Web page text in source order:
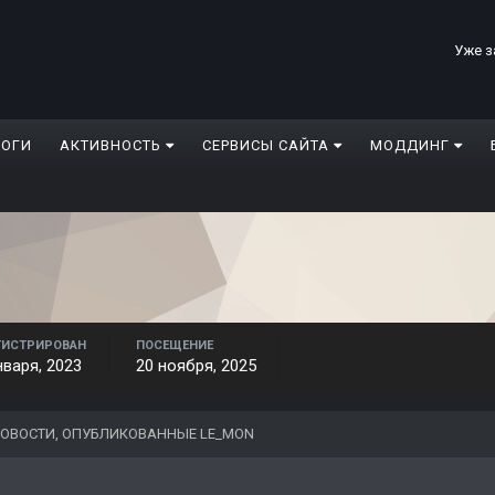
Уже
АКТИВНОСТЬ СЕРВИСЫ САЙТА МОДДИНГ
2023
ПОСЕЩЕНИЕ
20 ноября, 2025
ОПУБЛИКОВАННЫЕ LE_MON